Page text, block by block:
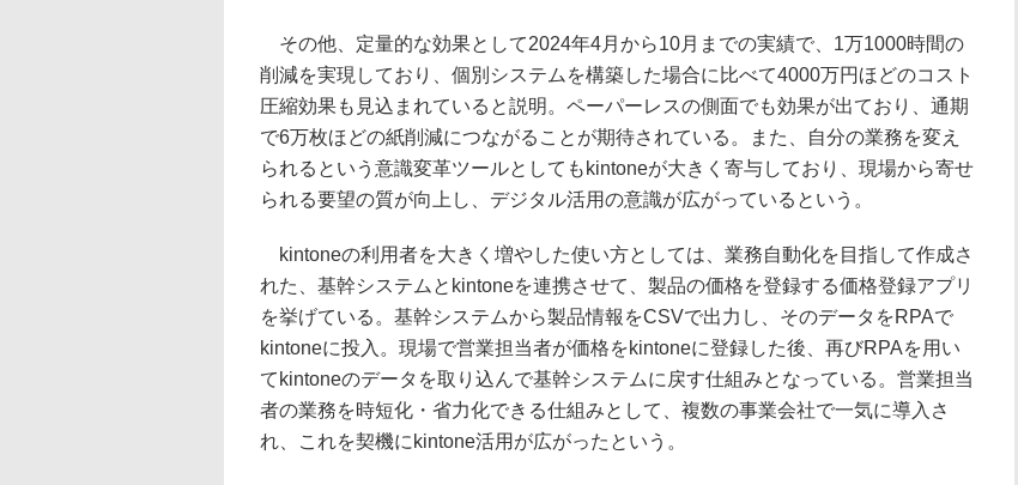
その他、定量的な効果として2024年4月から10月までの実績で、1万1000時間の
削減を実現しており、個別システムを構築した場合に比べて4000万円ほどのコスト
圧縮効果も見込まれていると説明。ペーパーレスの側面でも効果が出ており、通期
で6万枚ほどの紙削減につながることが期待されている。また、自分の業務を変え
られるという意識変革ツールとしてもkintoneが大きく寄与しており、現場から寄せ
られる要望の質が向上し、デジタル活用の意識が広がっているという。
kintoneの利用者を大きく増やした使い方としては、業務自動化を目指して作成さ
れた、基幹システムとkintoneを連携させて、製品の価格を登録する価格登録アプリ
を挙げている。基幹システムから製品情報をCSVで出力し、そのデータをRPAで
kintoneに投入。現場で営業担当者が価格をkintoneに登録した後、再びRPAを用い
てkintoneのデータを取り込んで基幹システムに戻す仕組みとなっている。営業担当
者の業務を時短化・省力化できる仕組みとして、複数の事業会社で一気に導入さ
れ、これを契機にkintone活用が広がったという。